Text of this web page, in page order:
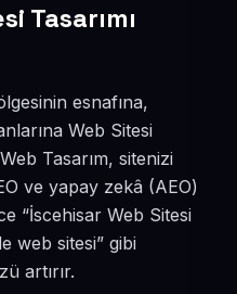
Tasarımı
esnafına,
Web Sitesi
Tasarım, sitenizi
ve yapay zekâ (AEO)
“İscehisar Web Sitesi
web sitesi” gibi
artırır.